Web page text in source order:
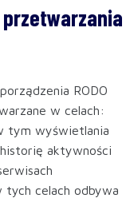
RODO
w celach:
tym wyświetlania
aktywności
celach odbywa